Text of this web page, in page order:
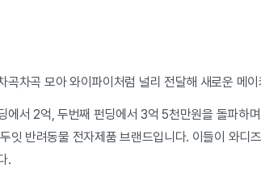
곡차곡 모아 와이파이처럼 널리 전달해 새로운 메
에서 2억, 두번째 펀딩에서 3억 5천만원을 돌파하
잇 반려동물 전자제품 브랜드입니다. 이들이 와
.